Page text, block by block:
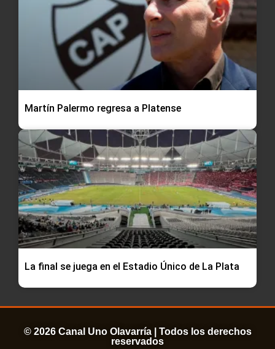
Martín Palermo regresa a Platense
La final se juega en el Estadio Único de La Plata
© 2026 Canal Uno Olavarría | Todos los derechos
reservados